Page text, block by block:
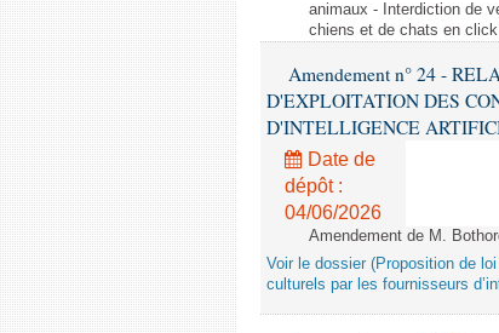
animaux - Interdiction de
chiens et de chats en
Amendement n° 24 -
D'EXPLOITATION DES
D'INTELLIGENCE
Date de
dépôt :
04/06/2026
Amendement de M.
Voir le dossier (Proposition de
culturels par les fournisseurs